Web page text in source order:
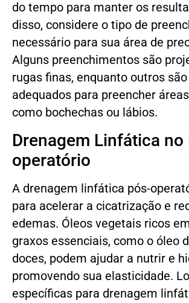
do tempo para manter os
disso, considere o tipo de
necessário para sua área de
Alguns preenchimentos são
rugas finas, enquanto outros
adequados para preencher
como bochechas ou lábios.
Drenagem Linfática no
operatório
A drenagem linfática pós-
para acelerar a cicatrização e
edemas. Óleos vegetais ricos
graxos essenciais, como o óleo
doces, podem ajudar a nutrir e
promovendo sua elasticidade.
específicas para drenagem